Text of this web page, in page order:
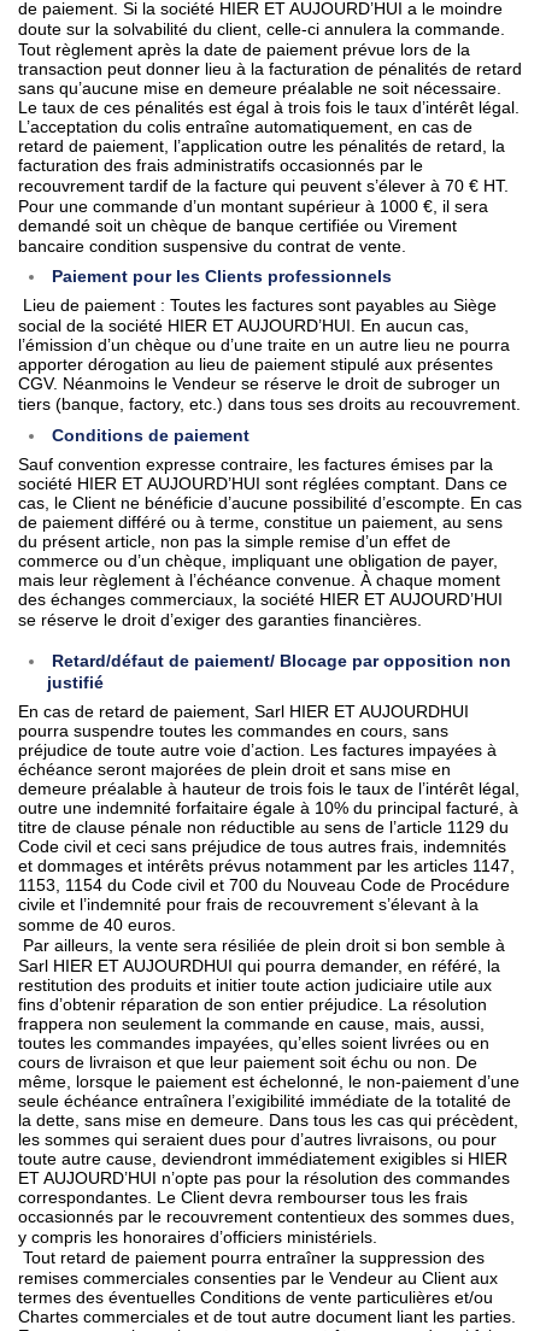
de paiement. Si la société HIER ET AUJOURD’HUI a le moindre
doute sur la solvabilité du client, celle-ci annulera la commande.
Tout règlement après la date de paiement prévue lors de la
transaction peut donner lieu à la facturation de pénalités de retard
sans qu’aucune mise en demeure préalable ne soit nécessaire.
Le taux de ces pénalités est égal à trois fois le taux d’intérêt légal.
L’acceptation du colis entraîne automatiquement, en cas de
retard de paiement, l’application outre les pénalités de retard, la
facturation des frais administratifs occasionnés par le
recouvrement tardif de la facture qui peuvent s’élever à 70 € HT.
Pour une commande d’un montant supérieur à 1000 €, il sera
demandé soit un chèque de banque certifiée ou Virement
bancaire condition suspensive du contrat de vente.
Paiement pour les Clients professionnels
Lieu de paiement : Toutes les factures sont payables au Siège
social de la société HIER ET AUJOURD’HUI. En aucun cas,
l’émission d’un chèque ou d’une traite en un autre lieu ne pourra
apporter dérogation au lieu de paiement stipulé aux présentes
CGV. Néanmoins le Vendeur se réserve le droit de subroger un
tiers (banque, factory, etc.) dans tous ses droits au recouvrement.
Conditions de paiement
Sauf convention expresse contraire, les factures émises par la
société HIER ET AUJOURD’HUI sont réglées comptant. Dans ce
cas, le Client ne bénéficie d’aucune possibilité d’escompte. En cas
de paiement différé ou à terme, constitue un paiement, au sens
du présent article, non pas la simple remise d’un effet de
commerce ou d’un chèque, impliquant une obligation de payer,
mais leur règlement à l’échéance convenue. À chaque moment
des échanges commerciaux, la société HIER ET AUJOURD’HUI
se réserve le droit d’exiger des garanties financières.
Retard/défaut de paiement/ Blocage par opposition non
justifié
En cas de retard de paiement, Sarl HIER ET AUJOURDHUI
pourra suspendre toutes les commandes en cours, sans
préjudice de toute autre voie d’action. Les factures impayées à
échéance seront majorées de plein droit et sans mise en
demeure préalable à hauteur de trois fois le taux de l’intérêt légal,
outre une indemnité forfaitaire égale à 10% du principal facturé, à
titre de clause pénale non réductible au sens de l’article 1129 du
Code civil et ceci sans préjudice de tous autres frais, indemnités
et dommages et intérêts prévus notamment par les articles 1147,
1153, 1154 du Code civil et 700 du Nouveau Code de Procédure
civile et l’indemnité pour frais de recouvrement s’élevant à la
somme de 40 euros.
Par ailleurs, la vente sera résiliée de plein droit si bon semble à
Sarl HIER ET AUJOURDHUI qui pourra demander, en référé, la
restitution des produits et initier toute action judiciaire utile aux
fins d’obtenir réparation de son entier préjudice. La résolution
frappera non seulement la commande en cause, mais, aussi,
toutes les commandes impayées, qu’elles soient livrées ou en
cours de livraison et que leur paiement soit échu ou non. De
même, lorsque le paiement est échelonné, le non-paiement d’une
seule échéance entraînera l’exigibilité immédiate de la totalité de
la dette, sans mise en demeure. Dans tous les cas qui précèdent,
les sommes qui seraient dues pour d’autres livraisons, ou pour
toute autre cause, deviendront immédiatement exigibles si HIER
ET AUJOURD’HUI n’opte pas pour la résolution des commandes
correspondantes. Le Client devra rembourser tous les frais
occasionnés par le recouvrement contentieux des sommes dues,
y compris les honoraires d’officiers ministériels.
Tout retard de paiement pourra entraîner la suppression des
remises commerciales consenties par le Vendeur au Client aux
termes des éventuelles Conditions de vente particulières et/ou
Chartes commerciales et de tout autre document liant les parties.